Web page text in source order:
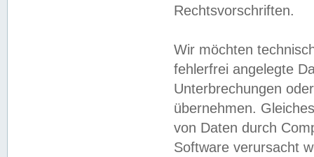
Rechtsvorschriften.
Wir möchten
fehlerfrei angelegte
Unterbrechungen
übernehmen.
von Daten durch
Software verursacht